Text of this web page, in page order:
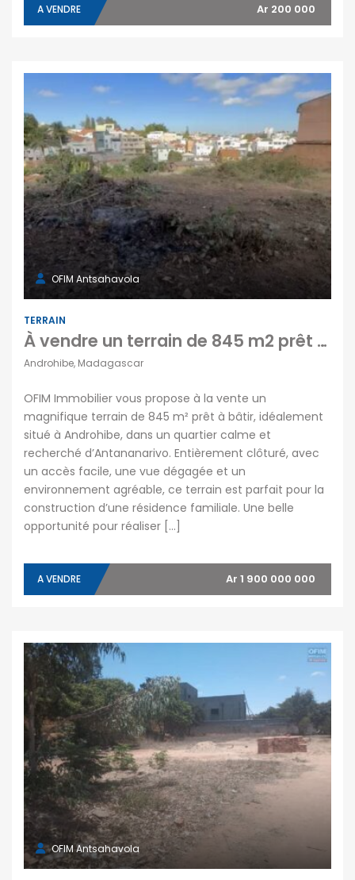
A VENDRE Ar 200 000
OFIM Antsahavola
TERRAIN
À vendre un terrain de 845 m2 prêt à bâtir situé dans un quartier recherché et calme à Androhibe Madagascar
Androhibe, Madagascar
OFIM Immobilier vous propose à la vente un
magnifique terrain de 845 m² prêt à bâtir, idéalement
situé à Androhibe, dans un quartier calme et
recherché d’Antananarivo. Entièrement clôturé, avec
un accès facile, une vue dégagée et un
environnement agréable, ce terrain est parfait pour la
construction d’une résidence familiale. Une belle
opportunité pour réaliser […]
A VENDRE Ar 1 900 000 000
OFIM Antsahavola